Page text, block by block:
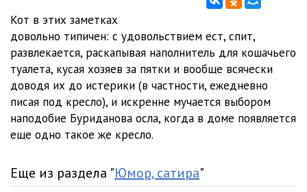
Кот в этих заметках
довольно типичен: с удовольствием ест, спит,
развлекается, раскапывая наполнитель для кошачьего
туалета, кусая хозяев за пятки и вообще всячески
доводя их до истерики (в частности, ежедневно
писая под кресло), и искренне мучается выбором
наподобие Буриданова осла, когда в доме появляется
еще одно такое же кресло.
Еще из раздела "Юмор, сатира"